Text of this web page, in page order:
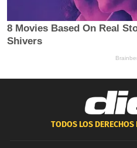
TODOS LOS